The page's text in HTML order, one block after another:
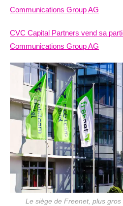
Communications Group AG
CVC Capital Partners vend sa
Communications Group AG
Le siège de Freenet, plus gros